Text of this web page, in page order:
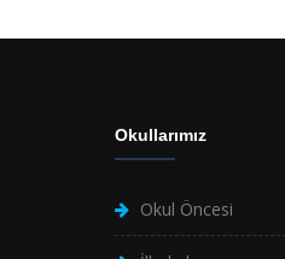
Okullarımız
Okul Öncesi